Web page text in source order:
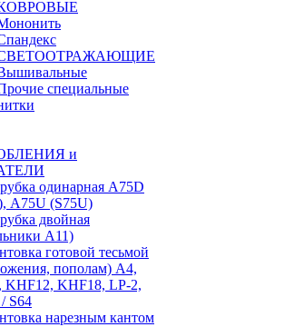
специальные
и
одинарная А75D
А75U (S75U)
двойная
А11)
готовой тесьмой
пополам) А4,
KHF12, KHF18, LP-2,
S64
нарезным кантом